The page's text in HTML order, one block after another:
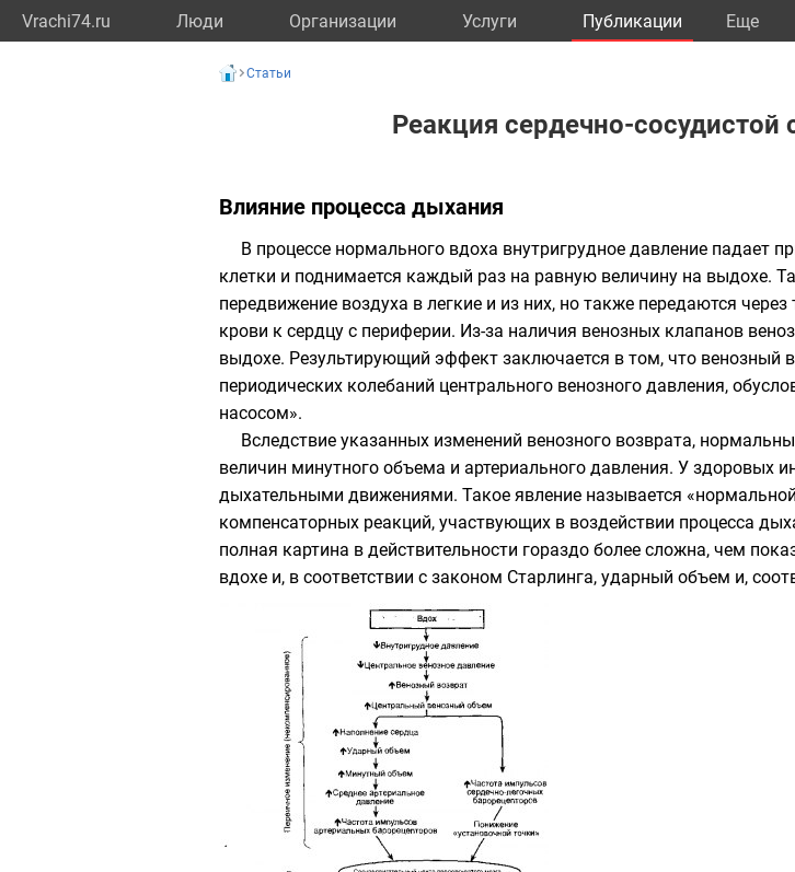
Vrachi74.ru Люди Организации Услуги Публикации Eще
Статьи
Реакция сердечно-
Влияние процесса дыхания
В процессе нормального вдоха внутригрудное давление
клетки и поднимается каждый раз на равную величину на выдохе.
передвижение воздуха в легкие и из них, но также передаются
крови к сердцу с периферии. Из-за наличия венозных клапанов
выдохе. Результирующий эффект заключается в том, что венозный
периодических колебаний центрального венозного давления,
насосом».
Вследствие указанных изменений венозного возврата,
величин минутного объема и артериального давления. У здоровых
дыхательными движениями. Такое явление называется
компенсаторных реакций, участвующих в воздействии процесса
полная картина в действительности гораздо более сложна, чем
вдохе и, в соответствии с законом Старлинга, ударный объем и,